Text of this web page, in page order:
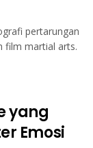
pertarungan
film martial arts.
yang
Emosi